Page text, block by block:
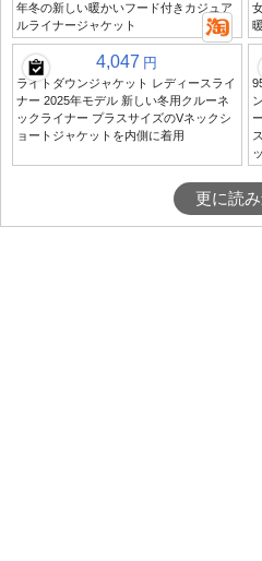
年冬の新しい暖かいフード付きカジュア
ルライナージャケット
4,047 円
ライトダウンジャケット レディースライ
ナー 2025年モデル 新しい冬用クルーネ
ックライナー プラスサイズのVネックシ
ョートジャケットを内側に着用
更に読